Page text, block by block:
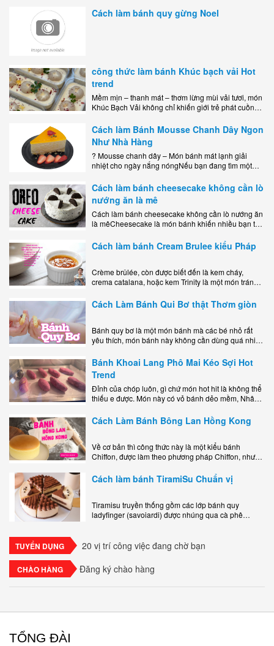
Cách làm bánh quy gừng Noel
công thức làm bánh Khúc bạch vải Hot
trend
Mềm mịn – thanh mát – thơm lừng mùi vải tươi, món
Khúc Bạch Vải không chỉ khiến giới trẻ phát cuồng
Cách làm Bánh Mousse Chanh Dây Ngon
Như Nhà Hàng
? Mousse chanh dây – Món bánh mát lạnh giải
nhiệt cho ngày nắng nóngNếu bạn đang tìm một
dễ..
Cách làm bánh cheesecake không cần lò
nướng ăn là mê
Cách làm bánh cheesecake không cần lò nướng ăn
là mêCheesecake là món bánh khiến nhiều bạn trẻ
kem..
Cách làm bánh Cream Brulee kiểu Pháp
Crème brûlée, còn được biết đến là kem cháy,
crema catalana, hoặc kem Trinity là một món tráng
lớp..
Cách Làm Bánh Qui Bơ thật Thơm giòn
Bánh quy bơ là một món bánh mà các bé nhỏ rất
yêu thích, món bánh này không cần dùng quá nhiều
Bánh Khoai Lang Phô Mai Kéo Sợi Hot
Trend
Đỉnh của chóp luôn, gì chứ món hot hit là không thể
thiếu e được. Món này có vỏ bánh dẻo mềm, Nhân
Cách Làm Bánh Bông Lan Hồng Kong
Về cơ bản thì công thức này là một kiểu bánh
Chiffon, được làm theo phương pháp Chiffon, nhưng
ngon, làm..
Cách làm bánh TiramiSu Chuẩn vị
Tiramisu truyền thống gồm các lớp bánh quy
ladyfinger (savoiardi) được nhúng qua cà phê
TUYỂN DỤNG 20 vị trí công việc đang chờ bạn
CHÀO HÀNG Đăng ký chào hàng
TỔNG ĐÀI